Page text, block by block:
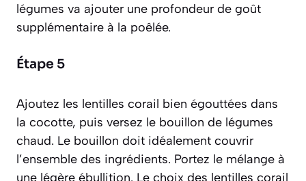
légumes va ajouter une profondeur de goût
supplémentaire à la poêlée.
Étape 5
Ajoutez les lentilles corail bien égouttées dans
la cocotte, puis versez le bouillon de légumes
chaud. Le bouillon doit idéalement couvrir
l’ensemble des ingrédients. Portez le mélange à
une légère ébullition. Le choix des lentilles corail